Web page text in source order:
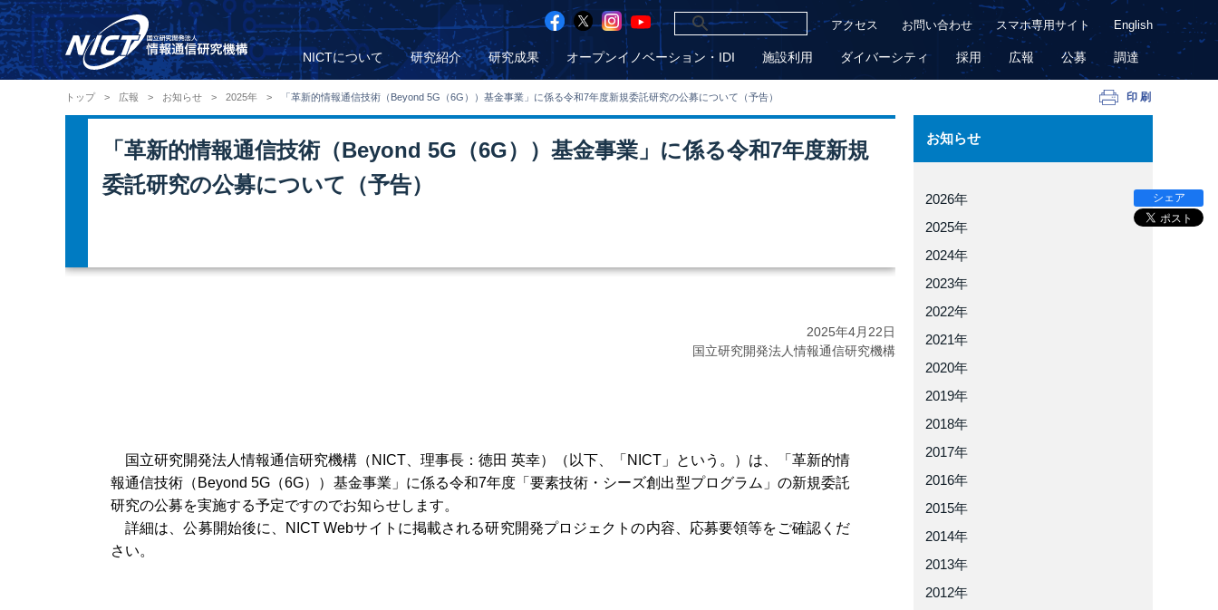
アクセス お問い合わせ スマホ専用サイト English
NICTについて 研究紹介 研究成果 オープンイノベーション・IDI 施設利用 ダイバーシティ 採用 広報 公募 調達
トップ > 広報 > お知らせ > 2025年 > 「革新的情報通信技術（Beyond 5G（6G））基金事業」に係る令和7年度新規委託研究の公募について（予告） 印刷
シェア
「革新的情報通信技術（Beyond 5G（6G））基金事業」に係る令和7年度新規
委託研究の公募について（予告）
2025年4月22日
国立研究開発法人情報通信研究機構
国立研究開発法人情報通信研究機構（NICT、理事長：徳田 英幸）（以下、「NICT」という。）は、「革新的情
報通信技術（Beyond 5G（6G））基金事業」に係る令和7年度「要素技術・シーズ創出型プログラム」の新規委託
研究の公募を実施する予定ですのでお知らせします。
詳細は、公募開始後に、NICT Webサイトに掲載される研究開発プロジェクトの内容、応募要領等をご確認くだ
さい。
お知らせ
2026年
2025年
2024年
2023年
2022年
2021年
2020年
2019年
2018年
2017年
2016年
2015年
2014年
2013年
2012年